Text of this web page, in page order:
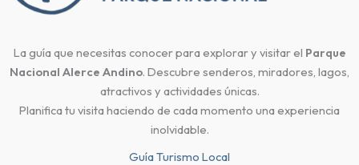
La guía que necesitas conocer para explorar y visitar el Parque
Nacional Alerce Andino. Descubre senderos, miradores, lagos,
atractivos y actividades únicas.
Planifica tu visita haciendo de cada momento una experiencia
inolvidable.
Guía Turismo Local